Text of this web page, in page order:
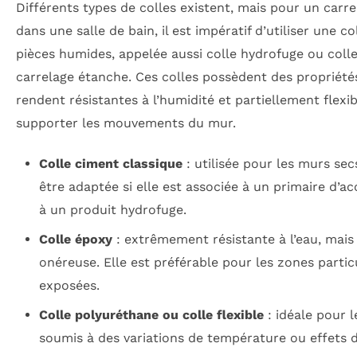
Différents types de colles existent, mais pour un
dans une salle de bain, il est impératif d’utiliser une
pièces humides, appelée aussi colle hydrofuge ou
carrelage étanche. Ces colles possèdent des
rendent résistantes à l’humidité et partiellement
supporter les mouvements du mur.
Colle ciment classique: utilisée pour les murs
être adaptée si elle est associée à un primaire
à un produit hydrofuge.
Colle époxy: extrêmement résistante à l’eau,
onéreuse. Elle est préférable pour les zones
exposées.
Colle polyuréthane ou colle flexible: idéale pour
soumis à des variations de température ou effets